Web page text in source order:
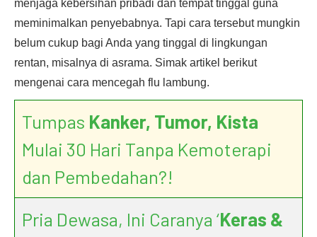
menjaga kebersihan pribadi dan tempat tinggal guna
meminimalkan penyebabnya. Tapi cara tersebut mungkin
belum cukup bagi Anda yang tinggal di lingkungan
rentan, misalnya di asrama. Simak artikel berikut
mengenai cara mencegah flu lambung.
Tumpas Kanker, Tumor, Kista
Mulai 30 Hari Tanpa Kemoterapi
dan Pembedahan?!
Pria Dewasa, Ini Caranya ‘Keras &